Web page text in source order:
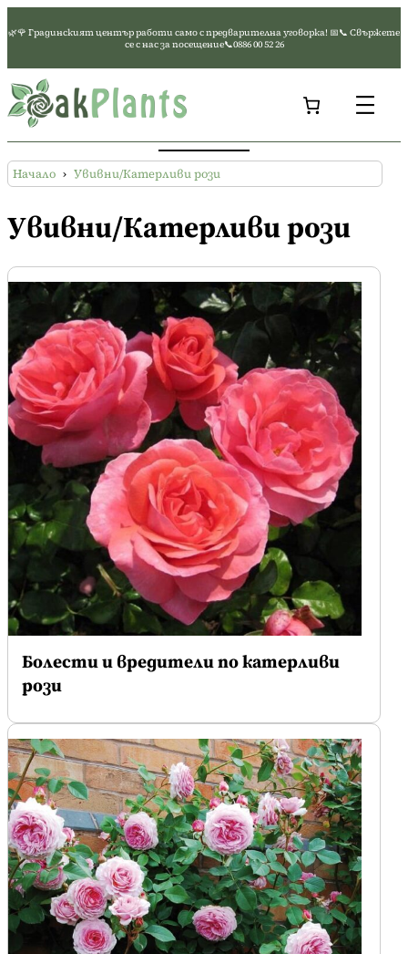
съдържанието
🌿🌹 Градинският център работи само с предварителна уговорка! 📅📞 Свържете
се с нас за посещение📞0886 00 52 26
Начало › Увивни/Катерливи рози
Увивни/Катерливи рози
Болести и вредители по катерливи
рози